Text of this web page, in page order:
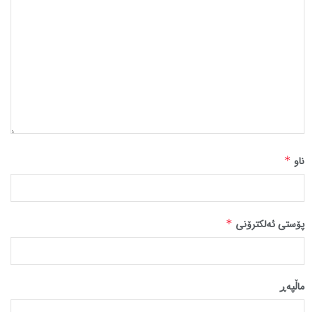
ناو *
پۆستی ئەلکترۆنی *
ماڵپه‌ڕ